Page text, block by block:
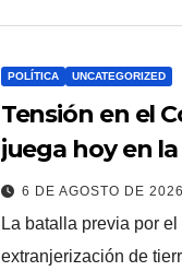
POLÍTICA UNCATEGORIZED
Tensión en el
juega hoy en
Capítulo III de
claves de la
mediodía
6 DE AGOSTO DE 2026
La batalla previa por
extranjerización de